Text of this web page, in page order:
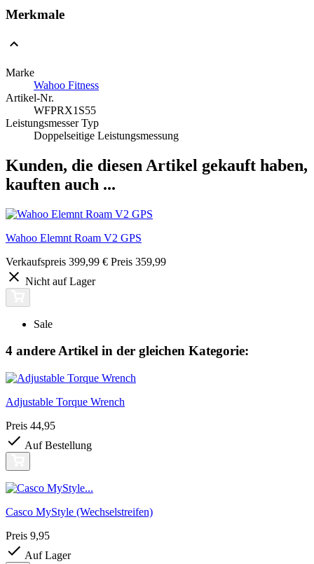
Merkmale
Marke
Wahoo Fitness
Artikel-Nr.
WFPRX1S55
Leistungsmesser Typ
Doppelseitige Leistungsmessung
Kunden, die diesen Artikel gekauft haben,
kauften auch ...
Wahoo Elemnt Roam V2 GPS
Verkaufspreis 399,99 € Preis 359,99
Nicht auf Lager
Sale
4 andere Artikel in der gleichen Kategorie:
Adjustable Torque Wrench
Preis 44,95
Auf Bestellung
Casco MyStyle (Wechselstreifen)
Preis 9,95
Auf Lager